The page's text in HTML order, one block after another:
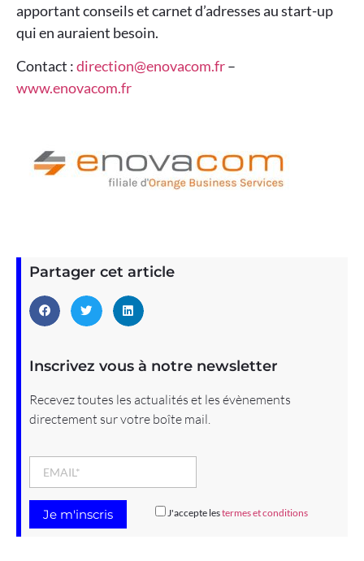
apportant conseils et carnet d’adresses au start-up
qui en auraient besoin.
Contact :direction@enovacom.fr–
www.enovacom.fr
Partager cet article
Inscrivez vous à notre newsletter
Recevez toutes les actualités et les évènements
directement sur votre boîte mail.
J'accepte lestermes et conditions